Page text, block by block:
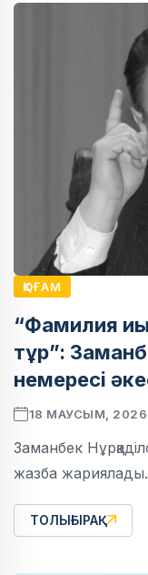
ҚОҒАМ
“Фамилия
тұр”:
немересі
18 МАУСЫМ, 2026
Заманбек
жазба жариялады.
ТОЛЫҒЫРАҚ